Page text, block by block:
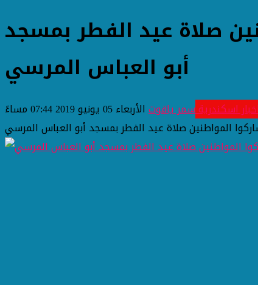
صلاة عيد الفطر بمسجد
أبو العباس المرسي
اسكندريةسمر ياقوت الأربعاء 05 يونيو 2019 07:44 مساءً
المواطنين صلاة عيد الفطر بمسجد أبو العباس المرسي